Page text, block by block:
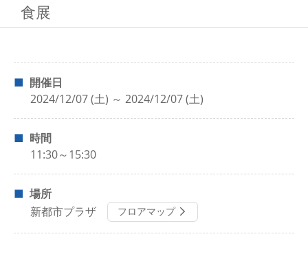
食展
開催日
2024/12/07 (土) ～ 2024/12/07 (土)
時間
11:30～15:30
場所
新都市プラザ フロアマップ